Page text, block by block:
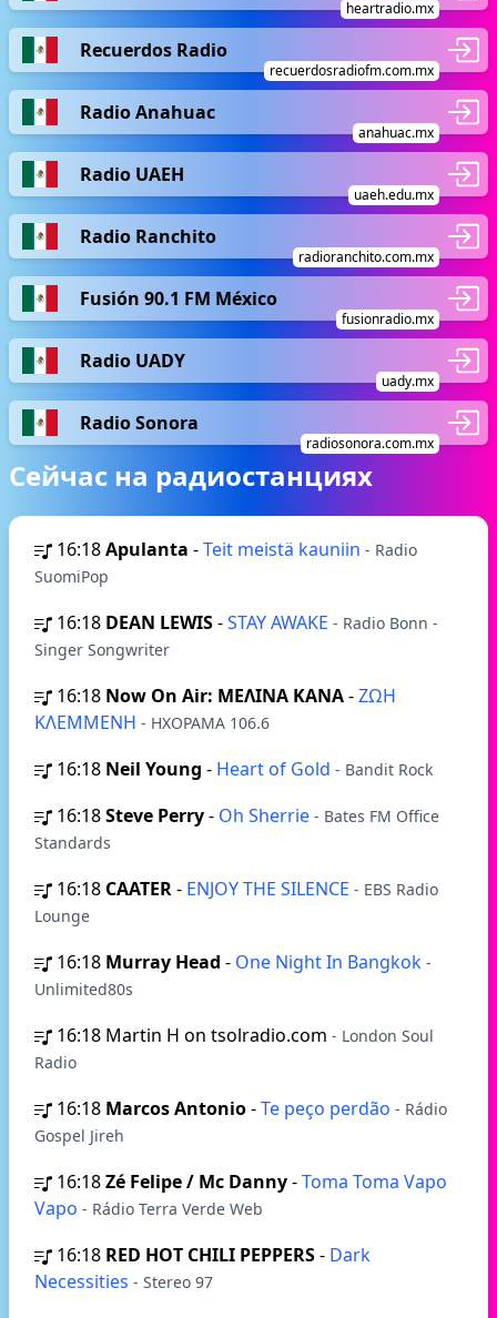
heartradio.mx
Recuerdos Radio
recuerdosradiofm.com.mx
Radio Anahuac
anahuac.mx
Radio UAEH
uaeh.edu.mx
Radio Ranchito
radioranchito.com.mx
Fusión 90.1 FM México
fusionradio.mx
Radio UADY
uady.mx
Radio Sonora
radiosonora.com.mx
Сейчас на радиостанциях
16:18Apulanta -Teit meistä kauniin - Radio
SuomiPop
16:18 DEAN LEWIS-STAY AWAKE - Radio Bonn -
Singer Songwriter
16:18 Now On Air: ΜΕΛΙΝΑ ΚΑΝΑ-ΖΩΗ
ΚΛΕΜΜΕΝΗ - ΗΧΟΡΑΜΑ 106.6
16:18 Neil Young - Heart of Gold - Bandit Rock
16:18Steve Perry- Oh Sherrie - Bates FM Office
Standards
16:18 CAATER- ENJOY THE SILENCE - EBS Radio
Lounge
16:18 Murray Head - One Night In Bangkok -
Unlimited80s
16:18 Martin H on tsolradio.com - London Soul
Radio
16:18 Marcos Antonio-Te peço perdão - Rádio
Gospel Jireh
16:18Zé Felipe / Mc Danny-Toma Toma Vapo
Vapo - Rádio Terra Verde Web
16:18 RED HOT CHILI PEPPERS- Dark
Necessities - Stereo 97